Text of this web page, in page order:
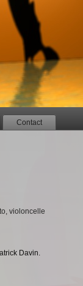
Contact
violoncelle
Davin.